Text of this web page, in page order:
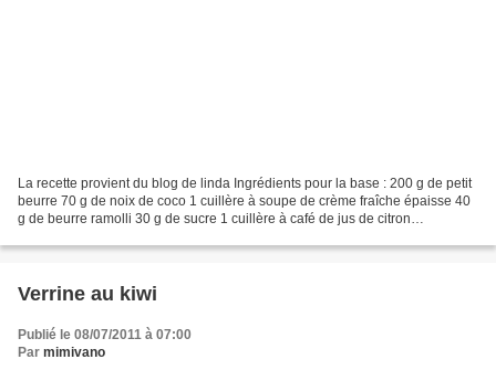
La recette provient du blog de linda Ingrédients pour la base : 200 g de petit
beurre 70 g de noix de coco 1 cuillère à soupe de crème fraîche épaisse 40
g de beurre ramolli 30 g de sucre 1 cuillère à café de jus de citron
Verrine au kiwi
Publié le 08/07/2011 à 07:00
Par mimivano